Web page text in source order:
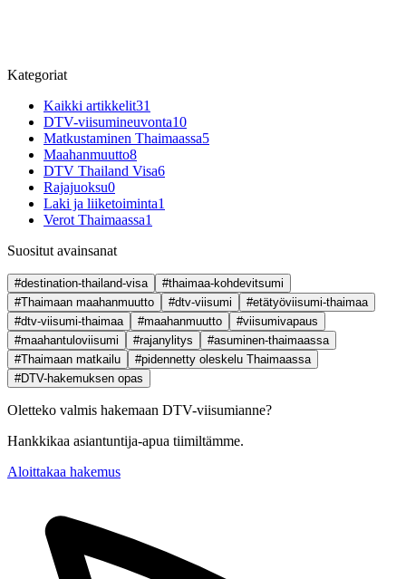
Kategoriat
Kaikki artikkelit31
DTV-viisumineuvonta10
Matkustaminen Thaimaassa5
Maahanmuutto8
DTV Thailand Visa6
Rajajuoksu0
Laki ja liiketoiminta1
Verot Thaimaassa1
Suositut avainsanat
#destination-thailand-visa
#thaimaa-kohdevitsumi
#Thaimaan maahanmuutto
#dtv-viisumi
#etätyöviisumi-thaimaa
#dtv-viisumi-thaimaa
#maahanmuutto
#viisumivapaus
#maahantuloviisumi
#rajanylitys
#asuminen-thaimaassa
#Thaimaan matkailu
#pidennetty oleskelu Thaimaassa
#DTV-hakemuksen opas
Oletteko valmis hakemaan DTV-viisumianne?
Hankkikaa asiantuntija-apua tiimiltämme.
Aloittakaa hakemus